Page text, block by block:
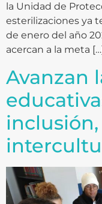
la Unidad de
esterilizaciones ya
de enero del año
acercan a la meta […]
Avanzan